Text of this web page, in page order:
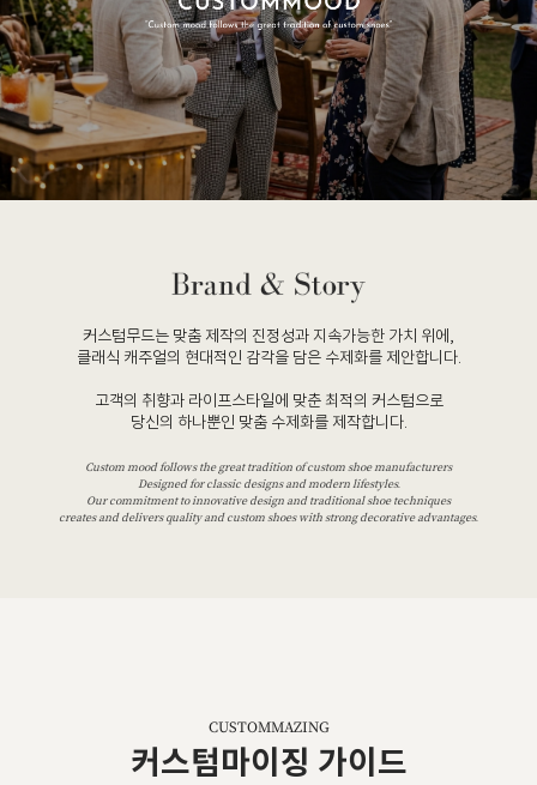
커스텀무드는 맞춤 제작의 진정성과 지속가능한 가치 위에,
클래식 캐주얼의 현대적인 감각을 담은 수제화를 제안합니다.
고객의 취향과 라이프스타일에 맞춘 최적의 커스텀으로
당신의 하나뿐인 맞춤 수제화를 제작합니다.
Custom mood follows the great tradition of custom shoe manufacturers
Designed for classic designs and modern lifestyles.
Our commitment to innovative design and traditional shoe techniques
creates and delivers quality and custom shoes with strong decorative advantages.
CUSTOMMAZING
커스텀마이징 가이드